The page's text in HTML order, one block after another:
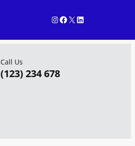
Call Us
(123) 234 678
InstagramFacebook X LinkedIn